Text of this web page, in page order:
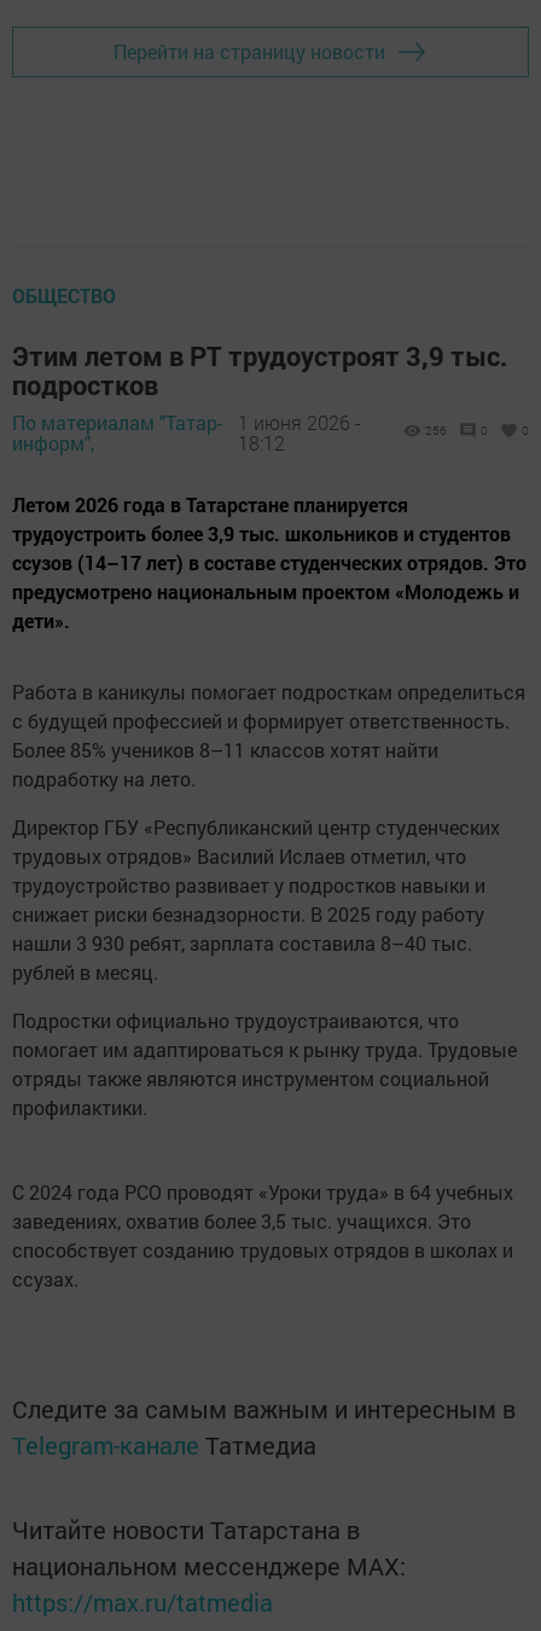
Перейти на страницу новости
ОБЩЕСТВО
Этим летом в РТ трудоустроят 3,9 тыс.
подростков
По материалам "Татар-
информ",
1 июня 2026 -
18:12
256 0 0
Летом 2026 года в Татарстане планируется
трудоустроить более 3,9 тыс. школьников и студентов
ссузов (14–17 лет) в составе студенческих отрядов. Это
предусмотрено национальным проектом «Молодежь и
дети».
Работа в каникулы помогает подросткам определиться
с будущей профессией и формирует ответственность.
Более 85% учеников 8–11 классов хотят найти
подработку на лето.
Директор ГБУ «Республиканский центр студенческих
трудовых отрядов» Василий Ислаев отметил, что
трудоустройство развивает у подростков навыки и
снижает риски безнадзорности. В 2025 году работу
нашли 3 930 ребят, зарплата составила 8–40 тыс.
рублей в месяц.
Подростки официально трудоустраиваются, что
помогает им адаптироваться к рынку труда. Трудовые
отряды также являются инструментом социальной
профилактики.
С 2024 года РСО проводят «Уроки труда» в 64 учебных
заведениях, охватив более 3,5 тыс. учащихся. Это
способствует созданию трудовых отрядов в школах и
ссузах.
Следите за самым важным и интересным в
Telegram-канале Татмедиа
Читайте новости Татарстана в
национальном мессенджере MАХ:
https://max.ru/tatmedia